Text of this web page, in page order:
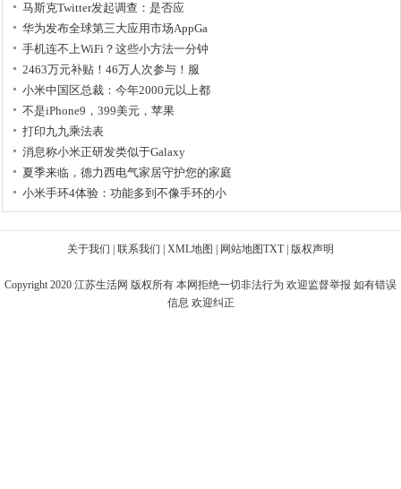
马斯克Twitter发起调查：是否应
华为发布全球第三大应用市场AppGa
手机连不上WiFi？这些小方法一分钟
2463万元补贴！46万人次参与！服
小米中国区总裁：今年2000元以上都
不是iPhone9，399美元，苹果
打印九九乘法表
消息称小米正研发类似于Galaxy
夏季来临，德力西电气家居守护您的家庭
小米手环4体验：功能多到不像手环的小
关于我们 联系我们 XML地图 网站地图TXT| 版权声明
Copyright 2020 江苏生活网 版权所有 本网拒绝一切非法行为 欢迎监督举报 如有错误
信息 欢迎纠正